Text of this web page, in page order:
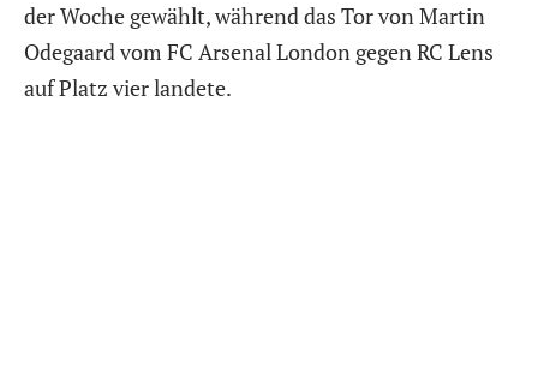
der Woche gewählt, während das Tor von Martin
Odegaard vom FC Arsenal London gegen RC Lens
auf Platz vier landete.